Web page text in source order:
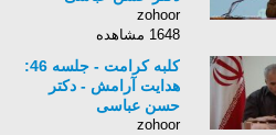
zohoor
1648 مشاهده
کلبه کرامت - جلسه 46:
هدایت آرامش - دکتر
حسن عباسی
zohoor